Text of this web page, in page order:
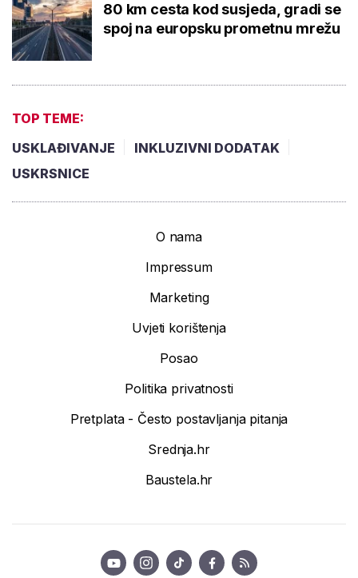
80 km cesta kod susjeda, gradi se
spoj na europsku prometnu mrežu
TOP TEME:
USKLAĐIVANJE
INKLUZIVNI DODATAK
USKRSNICE
O nama
Impressum
Marketing
Uvjeti korištenja
Posao
Politika privatnosti
Pretplata - Često postavljanja pitanja
Srednja.hr
Baustela.hr